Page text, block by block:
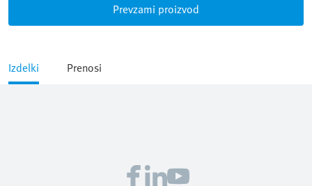
Prevzami proizvod
Izdelki Prenosi